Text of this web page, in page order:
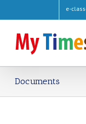
e-
Documents